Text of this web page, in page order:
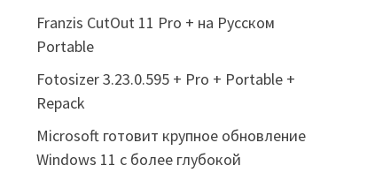
Franzis CutOut 11 Pro + на Русском
Portable
Fotosizer 3.23.0.595 + Pro + Portable +
Repack
Microsoft готовит крупное обновление
Windows 11 с более глубокой